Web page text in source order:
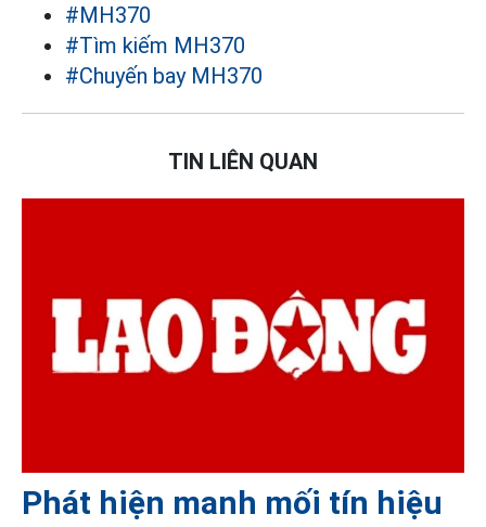
#MH370
#Tìm kiếm MH370
#Chuyến bay MH370
TIN LIÊN QUAN
Phát hiện manh mối tín hiệu